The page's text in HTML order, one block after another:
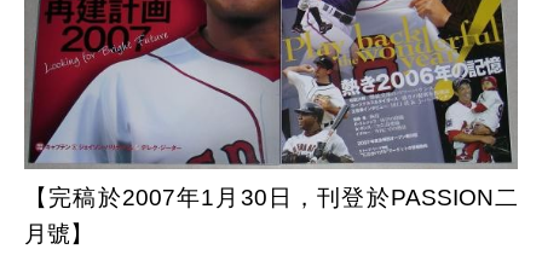
【完稿於2007年1月30日，刊登於PASSION二
月號】